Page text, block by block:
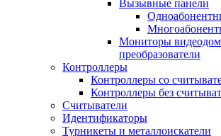
Вызывные панели
Мониторы
преобразователи
Контроллеры
Контроллеры со
Контроллеры без
Считыватели
Идентификаторы
Турникеты и металлоискатели